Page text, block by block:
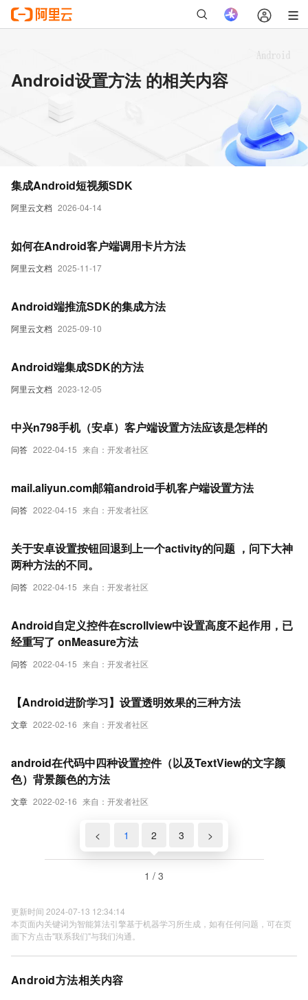
Android设置方法 的相关内容
阿里云文档 2026-04-14
集成Android短视频SDK
阿里云文档 2025-11-17
如何在Android客户端调用卡片方法
阿里云文档 2025-09-10
Android端推流SDK的集成方法
阿里云文档 2023-12-05
Android端集成SDK的方法
问答 2022-04-15 来自：开发者社区
中兴n798手机（安卓）客户端设置方法应该是怎样的
问答 2022-04-15 来自：开发者社区
mail.aliyun.com邮箱android手机客户端设置方法
问答 2022-04-15 来自：开发者社区
关于安卓设置按钮回退到上一个activity的问题 ，问下大神
两种方法的不同。
问答 2022-04-15 来自：开发者社区
Android自定义控件在scrollview中设置高度不起作用，已
经重写了 onMeasure方法
文章 2022-02-16 来自：开发者社区
【Android进阶学习】设置透明效果的三种方法
文章 2022-02-16 来自：开发者社区
android在代码中四种设置控件（以及TextView的文字颜
色）背景颜色的方法
< 1 2 3 >
1 / 3
更新时间 2024-07-13 12:34:14
本页面内关键词为智能算法引擎基于机器学习所生成，如有任何问题，可在页
面下方点击"联系我们"与我们沟通。
Android方法相关内容